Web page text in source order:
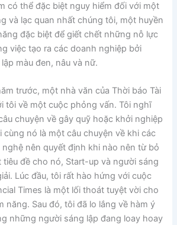
có ​​thể đặc biệt nguy hiểm đối với một
và lạc quan nhất chúng tôi, một huyền
đặc biệt để giết chết những nỗ lực
việc tạo ra các doanh nghiệp bởi
màu đen, nâu và nữ.
trước, một nhà văn của Thời báo Tài
tôi về một cuộc phỏng vấn. Tôi nghĩ
chuyện về gây quỹ hoặc khởi nghiệp
cùng nó là một câu chuyện về khi các
nên quyết định khi nào nên từ bỏ
đề cho nó, Start-up và người sáng
Lúc đầu, tôi rất hào hứng với cuộc
Times là một lối thoát tuyệt vời cho
năng. Sau đó, tôi đã lo lắng về hàm ý
những người sáng lập đang loay hoay